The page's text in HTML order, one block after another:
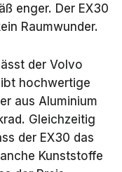
enger. Der EX30
Raumwunder.
der Volvo
hochwertige
aus Aluminium
Gleichzeitig
der EX30 das
Kunststoffe